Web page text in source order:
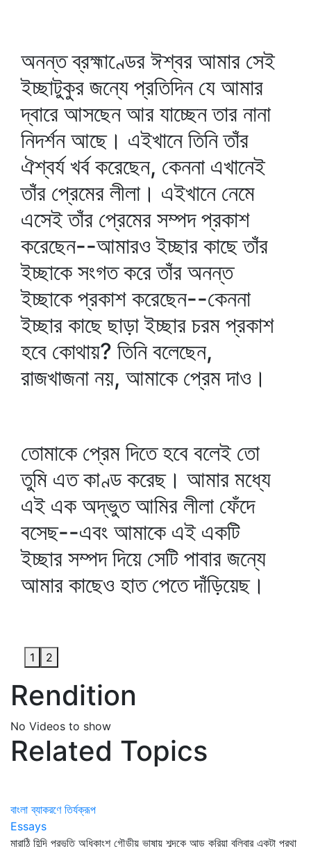
অনন্ত ব্রহ্মাণ্ডের ঈশ্বর আমার সেই
ইচ্ছাটুকুর জন্যে প্রতিদিন যে আমার
দ্বারে আসছেন আর যাচ্ছেন তার নানা
নিদর্শন আছে। এইখানে তিনি তাঁর
ঐশ্বর্য খর্ব করেছেন, কেননা এখানেই
তাঁর প্রেমের লীলা। এইখানে নেমে
এসেই তাঁর প্রেমের সম্পদ প্রকাশ
করেছেন--আমারও ইচ্ছার কাছে তাঁর
ইচ্ছাকে সংগত করে তাঁর অনন্ত
ইচ্ছাকে প্রকাশ করেছেন--কেননা
ইচ্ছার কাছে ছাড়া ইচ্ছার চরম প্রকাশ
হবে কোথায়? তিনি বলেছেন,
রাজখাজনা নয়, আমাকে প্রেম দাও।
তোমাকে প্রেম দিতে হবে বলেই তো
তুমি এত কাণ্ড করেছ। আমার মধ্যে
এই এক অদ্ভুত আমির লীলা ফেঁদে
বসেছ--এবং আমাকে এই একটি
ইচ্ছার সম্পদ দিয়ে সেটি পাবার জন্যে
আমার কাছেও হাত পেতে দাঁড়িয়েছ।
1 2
Rendition
No Videos to show
Related Topics
বাংলা ব্যাকরণে তির্যক্‌রূপ
Essays
মারাঠি হিন্দি প্রভৃতি অধিকাংশ গৌড়ীয় ভাষায় শব্দকে আড় করিয়া বলিবার একটা প্রথা